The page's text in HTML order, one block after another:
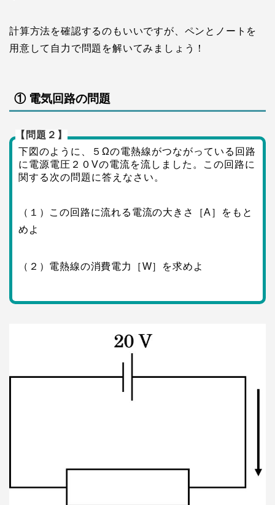
計算方法を確認するのもいいですが、ペンとノートを
用意して自力で問題を解いてみましょう！
① 電気回路の問題
【問題２】
下図のように、５Ωの電熱線がつながっている回路
に電源電圧２０Vの電流を流しました。この回路に
関する次の問題に答えなさい。
（１）この回路に流れる電流の大きさ［A］をもと
めよ
（２）電熱線の消費電力［W］を求めよ